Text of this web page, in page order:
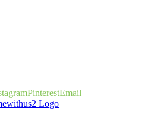
PinterestEmail